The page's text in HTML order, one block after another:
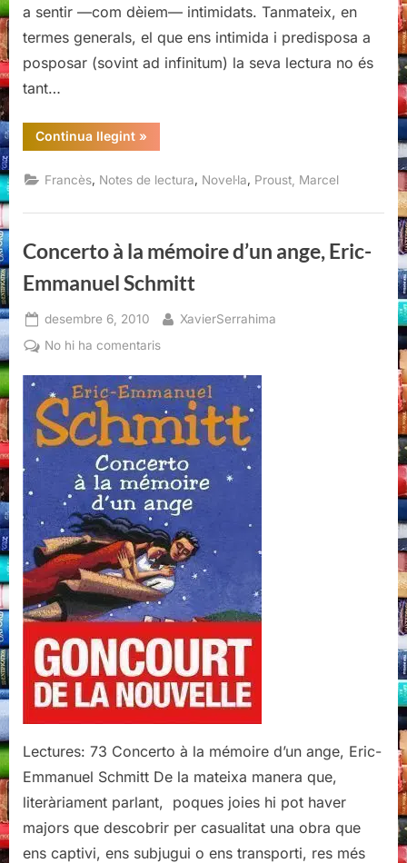
a sentir —com dèiem— intimidats. Tanmateix, en
termes generals, el que ens intimida i predisposa a
posposar (sovint ad infinitum) la seva lectura no és
tant…
Continua llegint“Combray,
Marcel
Viena
Edicions,
»
Francès Notes de lectura Novel·la Proust, Marcel
Concerto à la mémoire d’un ange, Eric-
Emmanuel Schmitt
Posted
on
desembre 6, 2010 By
XavierSerrahima
No hi ha comentarisa
à
la
mémoire
d’un
ange,
Eric-
Emmanuel
Schmitt
Lectures: 73 Concerto à la mémoire d’un ange, Eric-
Emmanuel Schmitt De la mateixa manera que,
literàriament parlant, poques joies hi pot haver
majors que descobrir per casualitat una obra que
ens captivi, ens subjugui o ens transporti, res més